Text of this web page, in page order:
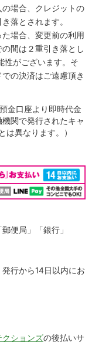
場合、クレジットの
落とされます。
場合、変更前の利用
間は２重引き落とし
性がございます。そ
の決済はご遠慮頂き
金口座より即時代金
関で発行されたキャ
異なります。）
便局」「銀行」
行から14日以内にお
ションズの後払いサ